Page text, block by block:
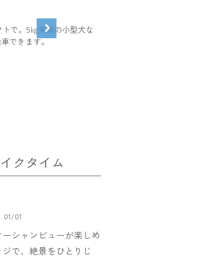
で。5㎏未満の小型犬な
できます。
クタイム
01/01
シャンビューが楽しめ
で、絶景をひとりじ